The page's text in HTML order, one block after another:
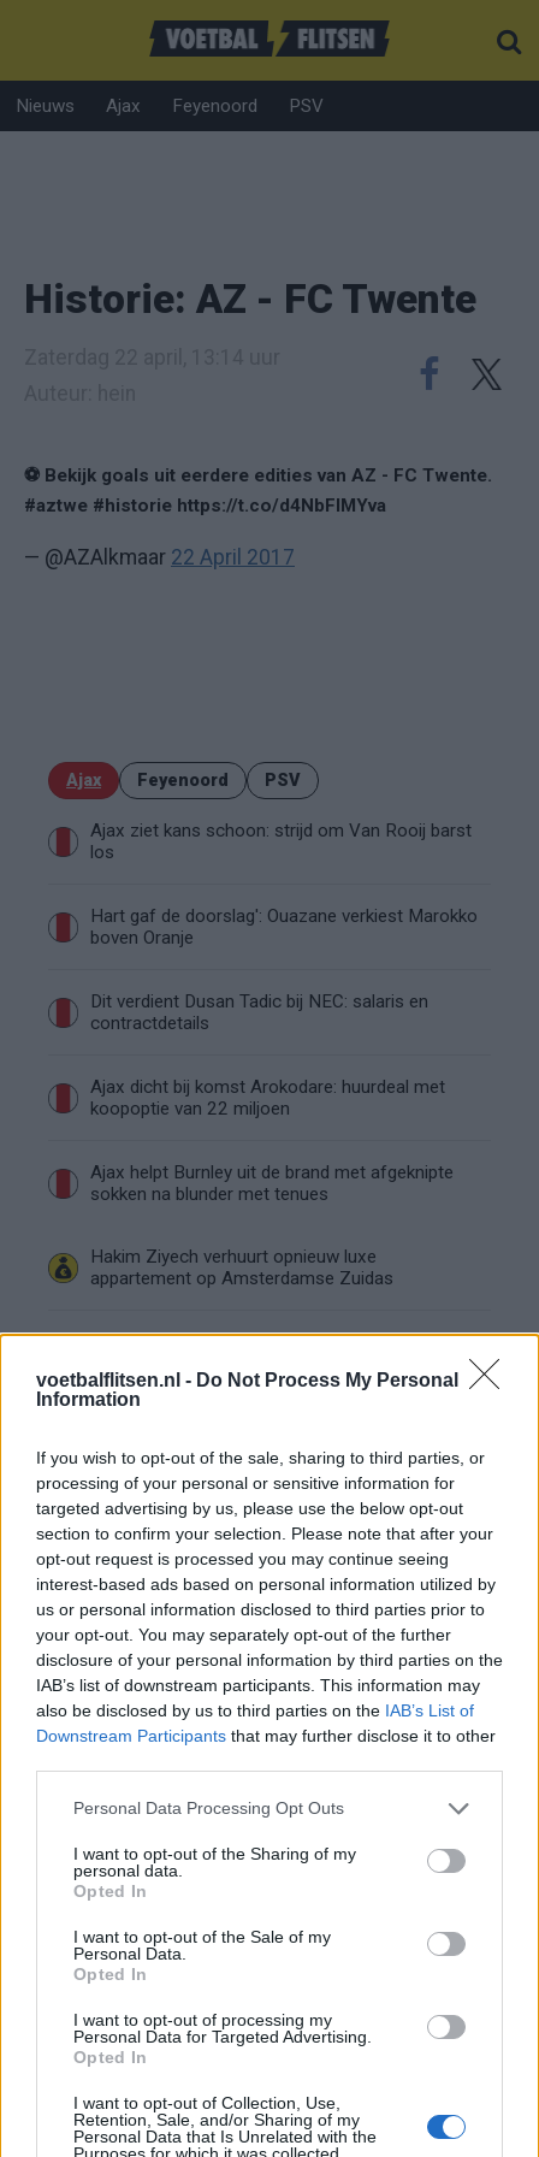
voetbalflitsen.nl - Do Not Process My Personal
Information
If you wish to opt-out of the sale, sharing to third parties, or
processing of your personal or sensitive information for
targeted advertising by us, please use the below opt-out
section to confirm your selection. Please note that after your
opt-out request is processed you may continue seeing
interest-based ads based on personal information utilized by
us or personal information disclosed to third parties prior to
your opt-out. You may separately opt-out of the further
disclosure of your personal information by third parties on the
IAB’s list of downstream participants. This information may
also be disclosed by us to third parties on the IAB’s List of
Downstream Participants that may further disclose it to other
Personal Data Processing Opt Outs
I want to opt-out of the Sharing of my
personal data.
Opted In
I want to opt-out of the Sale of my
Personal Data.
Opted In
I want to opt-out of processing my
Personal Data for Targeted Advertising.
Opted In
I want to opt-out of Collection, Use,
Retention, Sale, and/or Sharing of my
Personal Data that Is Unrelated with the
Purposes for which it was collected.
Nieuws Ajax Feyenoord PSV
Historie: AZ - FC Twente
⚽️ Bekijk goals uit eerdere edities van AZ - FC Twente.
#aztwe #historie https://t.co/d4NbFIMYva
— @AZAlkmaar 22 April 2017
Ajax Feyenoord PSV
Ajax ziet kans schoon: strijd om Van Rooij barst
los
Hart gaf de doorslag': Ouazane verkiest Marokko
boven Oranje
Dit verdient Dusan Tadic bij NEC: salaris en
contractdetails
Ajax dicht bij komst Arokodare: huurdeal met
koopoptie van 22 miljoen
Ajax helpt Burnley uit de brand met afgeknipte
sokken na blunder met tenues
Hakim Ziyech verhuurt opnieuw luxe
appartement op Amsterdamse Zuidas
Marcos Leonardo laat eerste indruk achter bij
duels te zien
Ajax groeit onder Míchel, maar transfermarkt
blijft cruciaal
Ajax-talent Mohamed Abdalla schrijft Europese
geschiedenis
Shane Kluivert krijgt kans van Flick en begint in
de basis bij FC Barcelona
Servische media vergelijken Ajax-talent Abdellah
Ajax zet grote stap richting volgende ronde na
ruime zege op Vojvodina
Dusan Tadic kijkt met bijzondere gevoelens naar
Ajax - Vojvodina
Zo veranderde de relatie tussen Rafael van der
Vaart en Sylvie Meis door de jaren heen
Zoveel staat er financieel op het spel voor Ajax
en FC Twente in Europa